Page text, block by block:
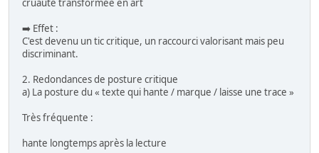
cruauté transformée en art
➡️ Effet :
C'est devenu un tic critique, un raccourci valorisant mais peu
discriminant.
2. Redondances de posture critique
a) La posture du « texte qui hante / marque / laisse une trace »
Très fréquente :
hante longtemps après la lecture